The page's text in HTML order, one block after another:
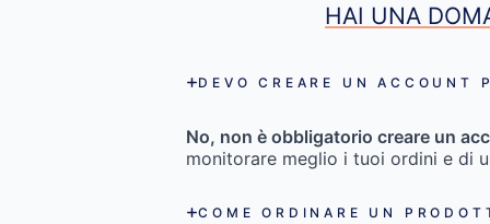
HAI UNA
DEVO CREARE UN ACCOUNT
No, non è obbligatorio creare un
monitorare meglio i tuoi ordini e di
COME ORDINARE UN